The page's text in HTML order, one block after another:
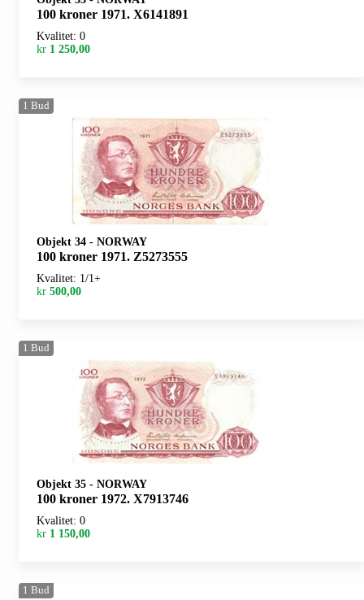
100 kroner 1971. X6141891
Kvalitet: 0
kr 1 250,00
1 Bud
Objekt 34 - NORWAY
100 kroner 1971. Z5273555
Kvalitet: 1/1+
kr 500,00
1 Bud
Objekt 35 - NORWAY
100 kroner 1972. X7913746
Kvalitet: 0
kr 1 150,00
1 Bud